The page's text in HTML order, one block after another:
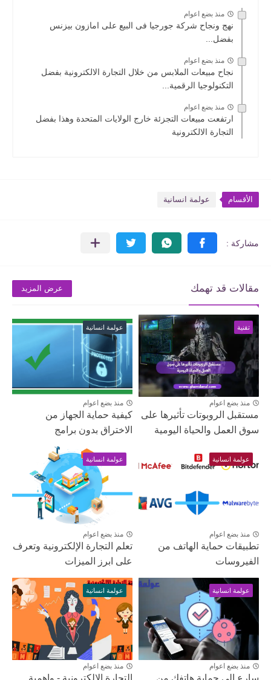
منذ بضع اعوام
نهج ونجاح شركة جورجيا فى البيع على امازون بيزنس
بفضل...
منذ بضع اعوام
نجاح مبيعات الملابس من خلال التجارة الالكترونية بفضل
التكنولوجيا الرقمية...
منذ بضع اعوام
ارتفعت مبيعات التجزئة خارج الولايات المتحدة وهذا بفضل
التجارة الالكترونية
الأقسام عولمة انسانية
مقالات قد تهمك عرض المزيد
تقنية
منذ بضع اعوام
مستقبل الروبوتات تأثيرها على
سوق العمل والحياة اليومية
عولمة انسانية
منذ بضع اعوام
كيفية حماية الجهاز من
الاختراق بدون برامج
عولمة انسانية
منذ بضع اعوام
تطبيقات حماية الهاتف من
الفيروسات
عولمة انسانية
منذ بضع اعوام
تعلم التجارة الإلكترونية وتعرف
على ابرز الميزات
عولمة انسانية
منذ بضع اعوام
سارع الى حماية هاتفك من
عولمة انسانية
منذ بضع اعوام
التجارة الإلكترونية - واهمية